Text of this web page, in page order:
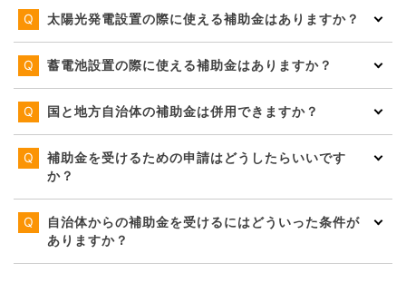
太陽光発電設置の際に使える補助金はありますか？
蓄電池設置の際に使える補助金はありますか？
国と地方自治体の補助金は併用できますか？
補助金を受けるための申請はどうしたらいいです
か？
自治体からの補助金を受けるにはどういった条件が
ありますか？